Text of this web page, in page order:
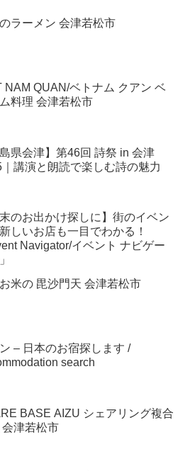
ラーメン 会津若松市
NAM QUAN/ベトナム クアン ベ
ム料理 会津若松市
島県会津】第46回 詩祭 in 会津
講演と朗読で楽しむ詩の魅力
末のお出かけ探しに】街のイベン
新しいお店も一目でわかる！
Navigator/イベント ナビゲー
米の 毘沙門天 会津若松市
– 日本のお宿探します /
search
BASE AIZU シェアリング複合
会津若松市